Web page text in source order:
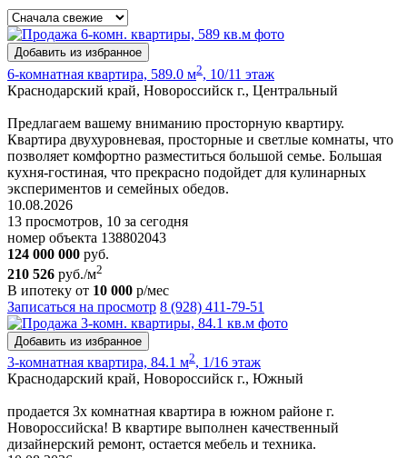
Добавить из избранное
6-комнатная квартира, 589.0 м2, 10/11 этаж
Краснодарский край, Новороссийск г., Центральный
Предлагаем вашему вниманию просторную квартиру.
Квартира двухуровневая, просторные и светлые комнаты, что
позволяет комфортно разместиться большой семье. Большая
кухня-гостиная, что прекрасно подойдет для кулинарных
экспериментов и семейных обедов.
10.08.2026
13 просмотров, 10 за сегодня
номер объекта 138802043
124 000 000 руб.
210 526 руб./м2
В ипотеку от 10 000 р/мес
Записаться на просмотр 8 (928) 411-79-51
Добавить из избранное
3-комнатная квартира, 84.1 м2, 1/16 этаж
Краснодарский край, Новороссийск г., Южный
продается 3х комнатная квартира в южном районе г.
Новороссийска! В квартире выполнен качественный
дизайнерский ремонт, остается мебель и техника.